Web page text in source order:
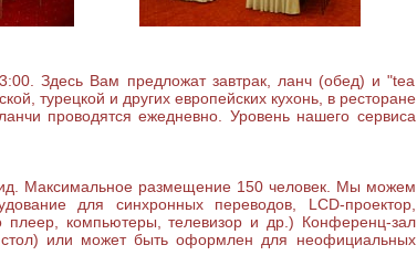
Здесь Вам предложат завтрак, ланч (обед) и "tea
турецкой и других европейских кухонь, в ресторане
проводятся ежедневно. Уровень нашего сервиса
Максимальное размещение 150 человек. Мы можем
для синхронных переводов, LCD-проектор,
компьютеры, телевизор и др.) Конференц-зал
или может быть оформлен для неофициальных